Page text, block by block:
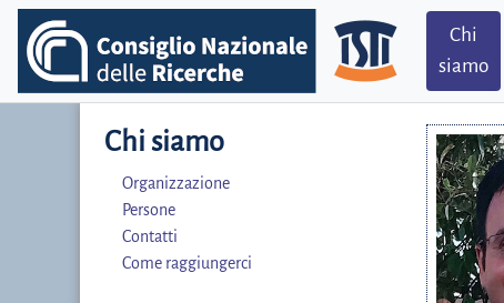
Chi
siamo
Chi siamo
Organizzazione
Persone
Contatti
Come raggiungerci